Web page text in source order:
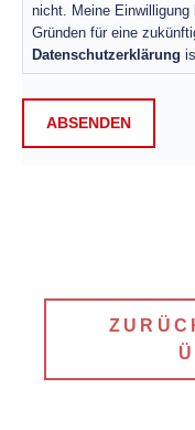
nicht. Meine
Gründen für eine
Datenschutzerklärung
ABSENDEN